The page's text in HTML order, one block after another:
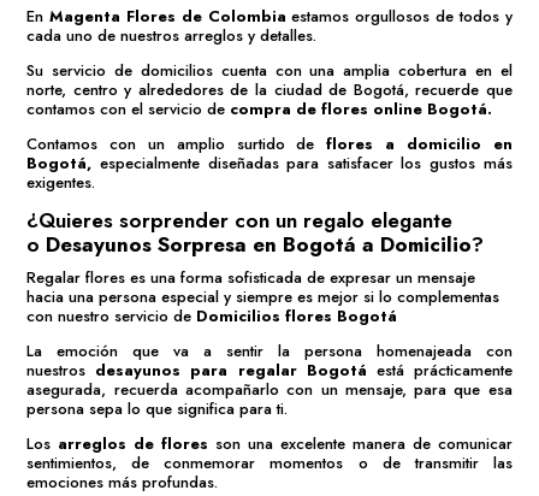
EnMagenta Flores de Colombia estamos orgullosos de todos y
cada uno de nuestros arreglos y detalles.
Su servicio de domicilios cuenta con una amplia cobertura en el
norte, centro y alrededores de la ciudad de Bogotá, recuerde que
contamos con el servicio de compra de flores online Bogotá.
Contamos con un amplio surtido deflores a domicilio en
Bogotá, especialmente diseñadas para satisfacer los gustos más
exigentes.
¿Quieres sorprender con un regalo elegante
o Desayunos Sorpresa en Bogotá a Domicilio?
Regalar flores es una forma sofisticada de expresar un mensaje
hacia una persona especial y siempre es mejor si lo complementas
con nuestro servicio de Domicilios flores Bogotá
La emoción que va a sentir la persona homenajeada con
nuestros desayunos para regalar Bogotá está prácticamente
asegurada, recuerda acompañarlo con un mensaje, para que esa
persona sepa lo que significa para ti.
Los arreglos de flores son una excelente manera de comunicar
sentimientos, de conmemorar momentos o de transmitir las
emociones más profundas.